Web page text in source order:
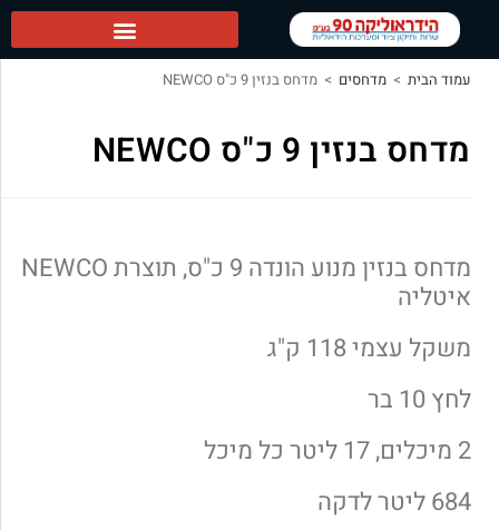
עמוד הבית > מדחסים > מדחס בנזין 9 כ"ס NEWCO
מדחס בנזין 9 כ"ס NEWCO
מדחס בנזין מנוע הונדה 9 כ"ס, תוצרת NEWCO
איטליה
משקל עצמי 118 ק"ג
לחץ 10 בר
2 מיכלים, 17 ליטר כל מיכל
684 ליטר לדקה